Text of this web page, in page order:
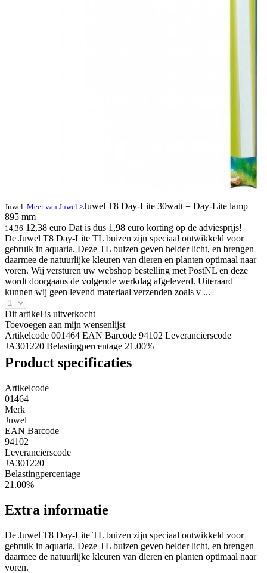
Juwel Meer van Juwel >Juwel T8 Day-Lite 30watt = Day-Lite lamp
895 mm
14,36 12,38 euro Dat is dus 1,98 euro korting op de adviesprijs!
De Juwel T8 Day-Lite TL buizen zijn speciaal ontwikkeld voor
gebruik in aquaria. Deze TL buizen geven helder licht, en brengen
daarmee de natuurlijke kleuren van dieren en planten optimaal naar
voren. Wij versturen uw webshop bestelling met PostNL en deze
wordt doorgaans de volgende werkdag afgeleverd. Uiteraard
kunnen wij geen levend materiaal verzenden zoals v ...
Dit artikel is uitverkocht
Toevoegen aan mijn wensenlijst
Artikelcode 001464 EAN Barcode 94102 Leverancierscode
JA301220 Belastingpercentage 21.00%
Product specificaties
Artikelcode
01464
Merk
Juwel
EAN Barcode
94102
Leverancierscode
JA301220
Belastingpercentage
21.00%
Extra informatie
De Juwel T8 Day-Lite TL buizen zijn speciaal ontwikkeld voor
gebruik in aquaria. Deze TL buizen geven helder licht, en brengen
daarmee de natuurlijke kleuren van dieren en planten optimaal naar
voren.